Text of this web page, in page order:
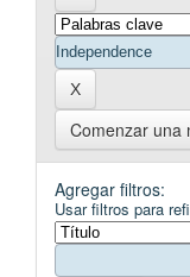
Comenzar una
Agregar filtros:
Usar filtros para